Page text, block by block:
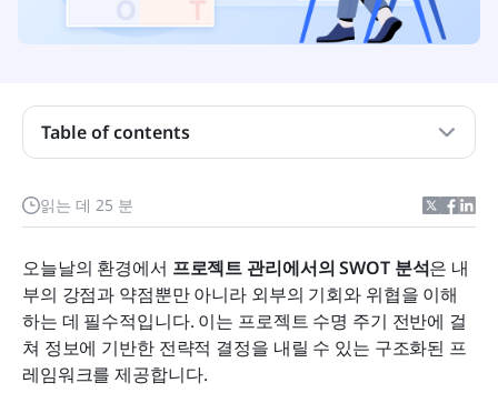
읽는 데 25 분
오늘날의 환경에서 프로젝트 관리에서의 SWOT 분석은 내
부의 강점과 약점뿐만 아니라 외부의 기회와 위협을 이해
하는 데 필수적입니다. 이는 프로젝트 수명 주기 전반에 걸
쳐 정보에 기반한 전략적 결정을 내릴 수 있는 구조화된 프
레임워크를 제공합니다.
Table of contents
프로젝트 관리에서 SWOT 분석을 적용하는 방법
프로젝트 관리에서 SWOT 분석 비교 표
프로젝트 관리에서 SWOT 분석을 위한 상위 8가지 도
구:
예시: 프로젝트에 대한 SWOT 분석